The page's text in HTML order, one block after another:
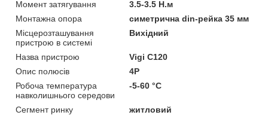
Момент затягування
3.5-3.5 Н.м
Монтажна опора
симетрична din-рейка 35 мм
Місцерозташування
пристрою в системі
Вихідний
Назва пристрою
Vigi C120
Опис полюсів
4P
Робоча температура
навколишнього середови
-5-60 °C
Сегмент ринку
житловий